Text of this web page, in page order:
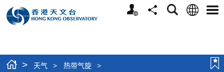
个
分
搜
语
选
> 天气 > 热带气旋
>